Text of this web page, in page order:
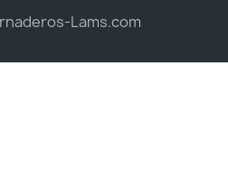
Lams.com